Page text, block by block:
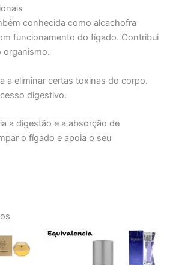
conhecida como alcachofra
funcionamento do fígado. Contribui
organismo.
a eliminar certas toxinas do corpo.
digestivo.
a digestão e a absorção de
o fígado e apoia o seu